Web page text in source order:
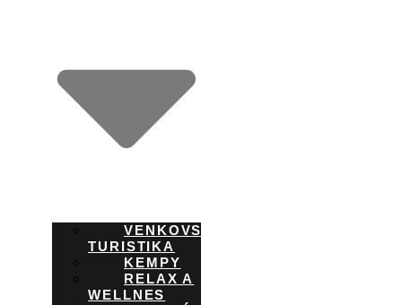
VENKOVSKÁ
TURISTIKA
KEMPY
RELAX A
WELLNES